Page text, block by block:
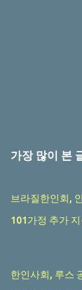
가장 많이 본
브라질한인회,
101가정 추가 지
한인사회, 루스